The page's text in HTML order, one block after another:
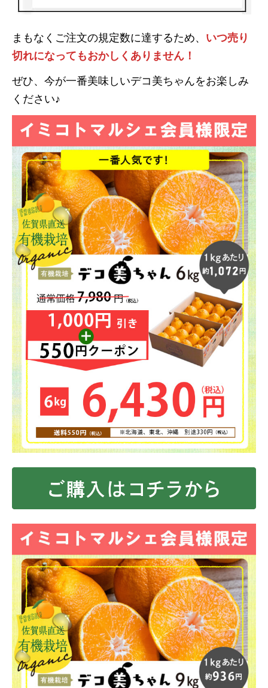
まもなくご注文の規定数に達するため、 いつ売り
切れになってもおかしくありません！
ぜひ、今が一番美味しいデコ美ちゃんをお楽しみ
ください♪